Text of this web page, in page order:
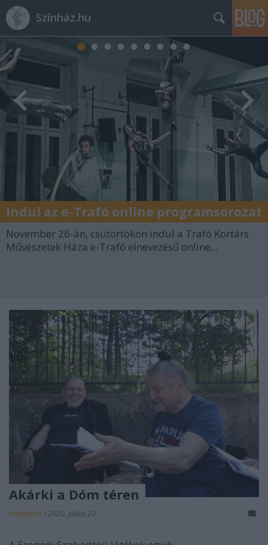
Színház.hu
Indul az e-Trafó online programsorozat
November 26-án, csütörtökön indul a Trafó Kortárs
Művészetek Háza e-Trafó elnevezésű online...
Akárki a Dóm téren
mtothorsi • 2020. július 23.